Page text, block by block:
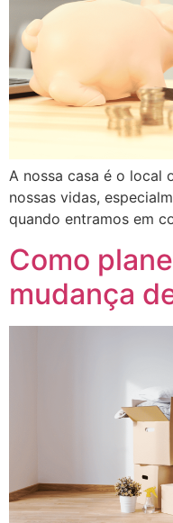
A nossa casa é o local
nossas vidas,
quando entramos em
Como
mudança